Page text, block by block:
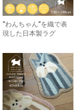
”わんちゃん”を織で表
現した日本製ラグ